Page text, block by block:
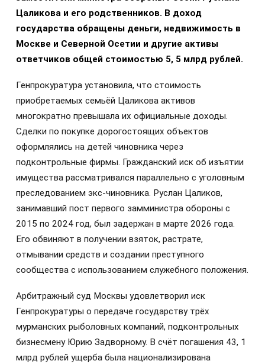
Цаликова и его родственников. В доход
государства обращены деньги, недвижимость в
Москве и Северной Осетии и другие активы
ответчиков общей стоимостью 5, 5 млрд рублей.
Генпрокуратура установила, что стоимость
приобретаемых семьёй Цаликова активов
многократно превышала их официальные доходы.
Сделки по покупке дорогостоящих объектов
оформлялись на детей чиновника через
подконтрольные фирмы. Гражданский иск об изъятии
имущества рассматривался параллельно с уголовным
преследованием экс-чиновника. Руслан Цаликов,
занимавший пост первого замминистра обороны с
2015 по 2024 год, был задержан в марте 2026 года.
Его обвиняют в получении взяток, растрате,
отмывании средств и создании преступного
сообщества с использованием служебного положения.
Арбитражный суд Москвы удовлетворил иск
Генпрокуратуры о передаче государству трёх
мурманских рыболовных компаний, подконтрольных
бизнесмену Юрию Задворному. В счёт погашения 43, 1
млрд рублей ущерба была национализирована